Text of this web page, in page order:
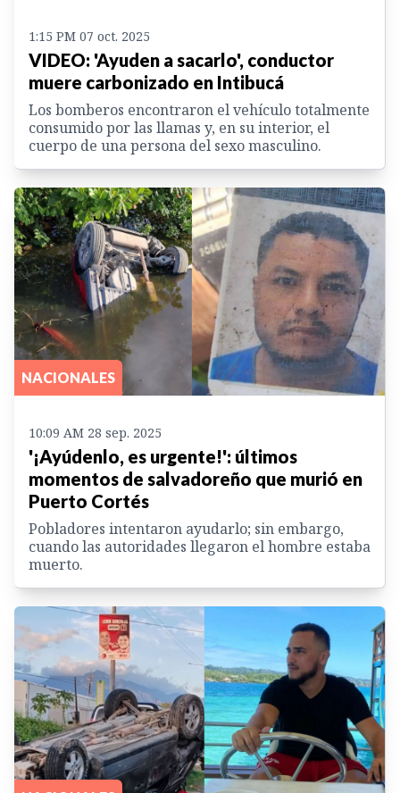
1:15 PM 07 oct. 2025
VIDEO: 'Ayuden a sacarlo', conductor
muere carbonizado en Intibucá
Los bomberos encontraron el vehículo totalmente
consumido por las llamas y, en su interior, el
cuerpo de una persona del sexo masculino.
NACIONALES
10:09 AM 28 sep. 2025
'¡Ayúdenlo, es urgente!': últimos
momentos de salvadoreño que murió en
Puerto Cortés
Pobladores intentaron ayudarlo; sin embargo,
cuando las autoridades llegaron el hombre estaba
muerto.